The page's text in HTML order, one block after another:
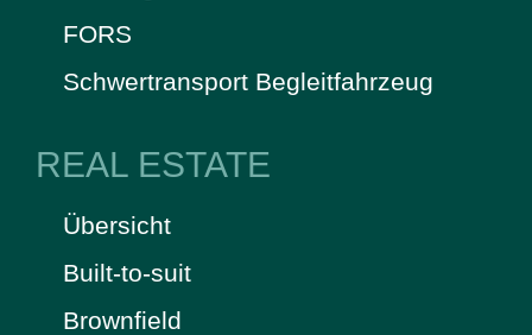
FORS
Schwertransport Begleitfahrzeug
REAL ESTATE
Übersicht
Built-to-suit
Brownfield